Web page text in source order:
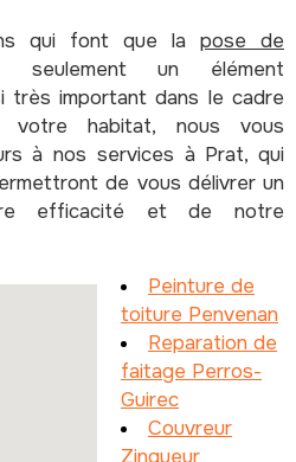
qui font que la pose de
un élément
très important dans le cadre
habitat, nous vous
à nos services à Prat, qui
de vous délivrer un
efficacité et de notre
Peinture de
toiture Penvenan
Reparation de
faitage Perros-
Guirec
Couvreur
Zingueur